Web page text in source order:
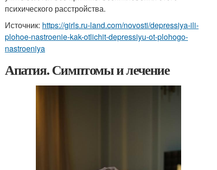
психического расстройства.
Источник: https://girls.ru-land.com/novosti/depressiya-ili-
plohoe-nastroenie-kak-otlichit-depressiyu-ot-plohogo-
nastroeniya
Апатия. Симптомы и лечение